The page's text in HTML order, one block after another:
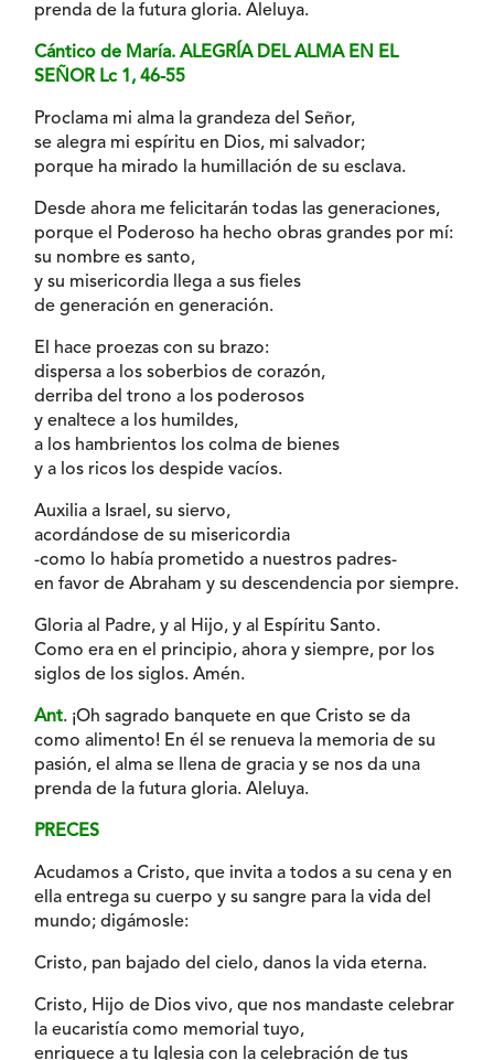
prenda de la futura gloria. Aleluya.
Cántico de María. ALEGRÍA DEL ALMA EN EL
SEÑOR Lc 1, 46-55
Proclama mi alma la grandeza del Señor,
se alegra mi espíritu en Dios, mi salvador;
porque ha mirado la humillación de su esclava.
Desde ahora me felicitarán todas las generaciones,
porque el Poderoso ha hecho obras grandes por mí:
su nombre es santo,
y su misericordia llega a sus fieles
de generación en generación.
El hace proezas con su brazo:
dispersa a los soberbios de corazón,
derriba del trono a los poderosos
y enaltece a los humildes,
a los hambrientos los colma de bienes
y a los ricos los despide vacíos.
Auxilia a Israel, su siervo,
acordándose de su misericordia
-como lo había prometido a nuestros padres-
en favor de Abraham y su descendencia por siempre.
Gloria al Padre, y al Hijo, y al Espíritu Santo.
Como era en el principio, ahora y siempre, por los
siglos de los siglos. Amén.
Ant. ¡Oh sagrado banquete en que Cristo se da
como alimento! En él se renueva la memoria de su
pasión, el alma se llena de gracia y se nos da una
prenda de la futura gloria. Aleluya.
PRECES
Acudamos a Cristo, que invita a todos a su cena y en
ella entrega su cuerpo y su sangre para la vida del
mundo; digámosle:
Cristo, pan bajado del cielo, danos la vida eterna.
Cristo, Hijo de Dios vivo, que nos mandaste celebrar
la eucaristía como memorial tuyo,
enriquece a tu Iglesia con la celebración de tus